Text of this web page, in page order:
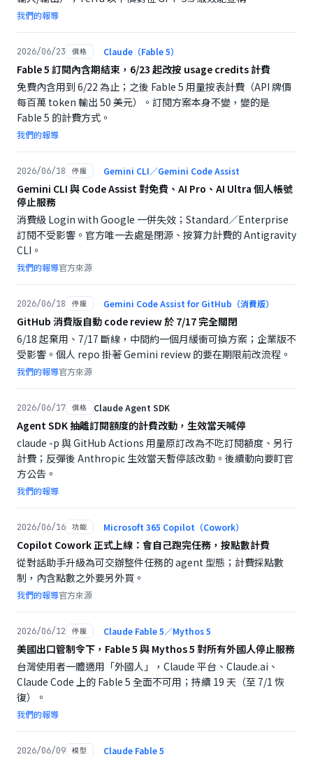
我們的報導
2026/06/23 價格 Claude（Fable 5）
Fable 5 訂閱內含期結束，6/23 起改按 usage credits 計費
免費內含用到 6/22 為止；之後 Fable 5 用量按表計費（API 牌價
每百萬 token 輸出 50 美元）。訂閱方案本身不變，變的是
Fable 5 的計費方式。
我們的報導
2026/06/18 停服 Gemini CLI／Gemini Code Assist
Gemini CLI 與 Code Assist 對免費、AI Pro、AI Ultra 個人帳號
停止服務
消費級 Login with Google 一併失效；Standard／Enterprise
訂閱不受影響。官方唯一去處是閉源、按算力計費的 Antigravity
CLI。
我們的報導官方來源
2026/06/18 停服 Gemini Code Assist for GitHub（消費版）
GitHub 消費版自動 code review 於 7/17 完全關閉
6/18 起棄用、7/17 斷線，中間約一個月緩衝可換方案；企業版不
受影響。個人 repo 掛著 Gemini review 的要在期限前改流程。
我們的報導官方來源
2026/06/17 價格 Claude Agent SDK
Agent SDK 抽離訂閱額度的計費改動，生效當天喊停
claude -p 與 GitHub Actions 用量原訂改為不吃訂閱額度、另行
計費；反彈後 Anthropic 生效當天暫停該改動。後續動向要盯官
方公告。
我們的報導
2026/06/16 功能 Microsoft 365 Copilot（Cowork）
Copilot Cowork 正式上線：會自己跑完任務，按點數計費
從對話助手升級為可交辦整件任務的 agent 型態；計費採點數
制，內含點數之外要另外買。
我們的報導官方來源
2026/06/12 停服 Claude Fable 5／Mythos 5
美國出口管制令下，Fable 5 與 Mythos 5 對所有外國人停止服務
台灣使用者一體適用「外國人」，Claude 平台、Claude.ai、
Claude Code 上的 Fable 5 全面不可用；持續 19 天（至 7/1 恢
復）。
我們的報導
2026/06/09 模型 Claude Fable 5